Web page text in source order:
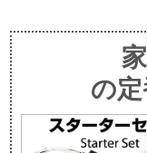
の